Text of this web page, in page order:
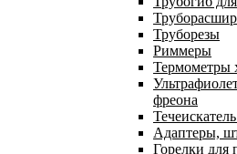
Труборезы
Риммеры
Термометры
фреона
Адаптеры,
Горелки для